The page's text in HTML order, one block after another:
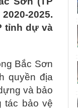
2025.
tỉnh dự và
Bắc Sơn
quyền địa
và bảo
tác bảo vệ